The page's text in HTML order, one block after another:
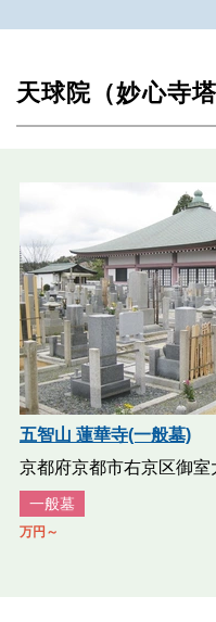
天球院（妙心寺
五智山 蓮華寺(一般墓)
京都府京都市右京区御室
一般墓
万円～